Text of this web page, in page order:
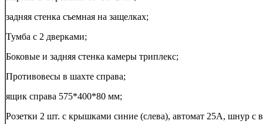
задняя стенка съемная на защелках;
Тумба с 2 дверками;
Боковые и задняя стенка камеры триплекс;
Противовесы в шахте справа;
ящик справа 575*400*80 мм;
Розетки 2 шт. с крышками синие (слева), автомат 25А, шнур с